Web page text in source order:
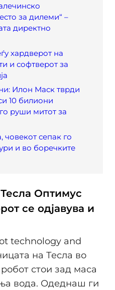
за дилеми“ –
директно
хардверот на
и софтверот за
Илон Маск тврди
10 билиони
руши митот за
човекот сепак го
и во боречките
Оптимус
се одјавува и
technology and
на Тесла во
стои зад маса
вода. Одеднаш ги